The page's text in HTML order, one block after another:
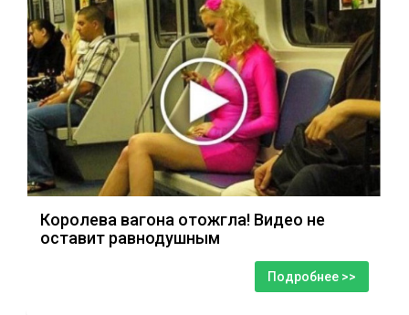
Королева вагона отожгла! Видео не
оставит равнодушным
Подробнее >>